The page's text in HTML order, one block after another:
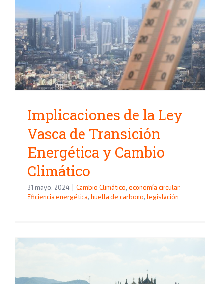
Implicaciones de la Ley Vasca
de Transición Energética y
Cambio Climático
Implicaciones de la Ley
Vasca de Transición
Energética y Cambio
Climático
31 mayo, 2024 Cambio Climático, economía circular,
Eficiencia energética, huella de carbono, legislación